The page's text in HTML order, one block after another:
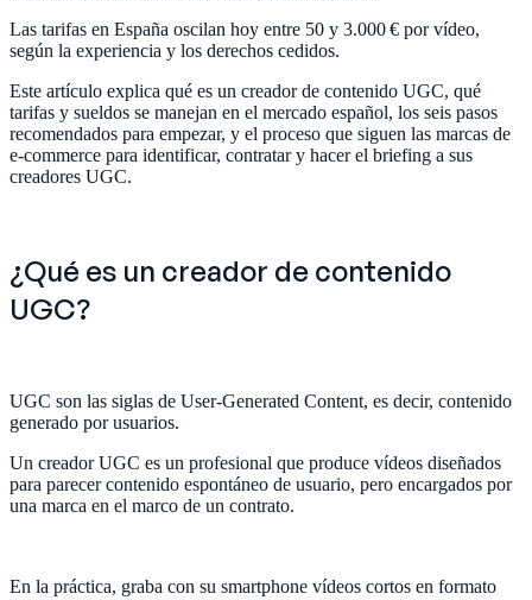
Las tarifas en España oscilan hoy entre 50 y 3.000 € por vídeo,
según la experiencia y los derechos cedidos.
Este artículo explica qué es un creador de contenido UGC, qué
tarifas y sueldos se manejan en el mercado español, los seis pasos
recomendados para empezar, y el proceso que siguen las marcas de
e-commerce para identificar, contratar y hacer el briefing a sus
creadores UGC.
¿Qué es un creador de contenido
UGC?
UGC son las siglas de User-Generated Content, es decir, contenido
generado por usuarios.
Un creador UGC es un profesional que produce vídeos diseñados
para parecer contenido espontáneo de usuario, pero encargados por
una marca en el marco de un contrato.
En la práctica, graba con su smartphone vídeos cortos en formato